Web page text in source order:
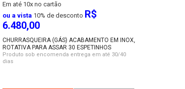
Em até 10x no cartão
ou a vista 10% de desconto R$
6.480,00
CHURRASQUEIRA (GÁS) ACABAMENTO EM INOX,
ROTATIVA PARA ASSAR 30 ESPETINHOS
Produto sob encomenda entrega em até 30/40
dias